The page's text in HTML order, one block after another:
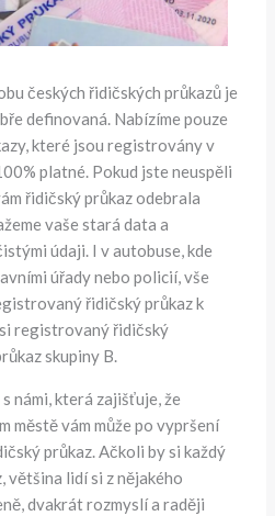
českých řidičských průkazů je
definovaná. Nabízíme pouze
které jsou registrovány v
platné. Pokud jste neuspěli
řidičský průkaz odebrala
vaše stará data a
údaji. I v autobuse, kde
úřady nebo policií, vše
řidičský průkaz k
registrovaný řidičský
skupiny B.
námi, která zajišťuje, že
městě vám může po vypršení
průkaz. Ačkoli by si každý
většina lidí si z nějakého
dvakrát rozmyslí a raději